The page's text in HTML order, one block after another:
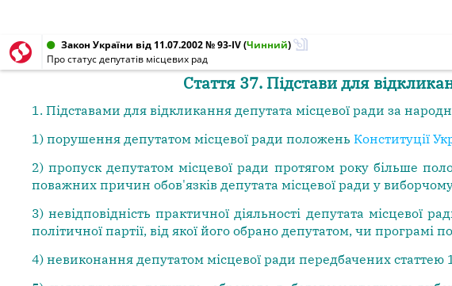
Закон України від 11.07.2002 № 93-IV(Чинний)
Про статус депутатів місцевих рад